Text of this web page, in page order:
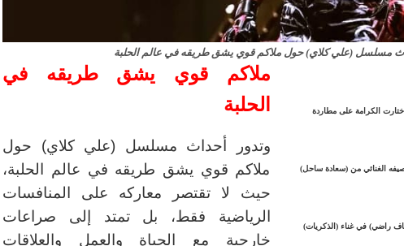
مسلسل (علي كلاي) حول ملاكم قوي يشق طريقه في عالم الحلبة
الكرامة على مطاردة
الغنائي من (سعادة ساحل)
راضي) في غناء (الذكريات)
ملاكم قوي يشق طريقه في
الحلبة
وتدور أحداث مسلسل (علي كلاي) حول
ملاكم قوي يشق طريقه في عالم الحلبة،
حيث لا تقتصر معاركه على المنافسات
الرياضية فقط، بل تمتد إلى صراعات
خارجية مع الحياة والعمل والعلاقات